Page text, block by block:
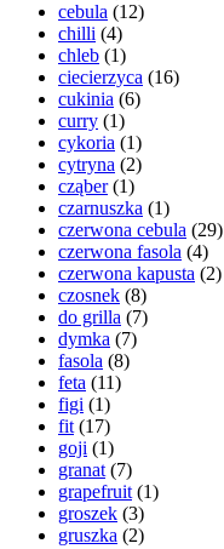
cebula (12)
chilli (4)
chleb (1)
ciecierzyca (16)
cukinia (6)
curry (1)
cykoria (1)
cytryna (2)
cząber(1)
czarnuszka (1)
czerwona cebula (29)
czerwona fasola (4)
czerwona kapusta (2)
czosnek (8)
do grilla (7)
dymka (7)
fasola (8)
feta (11)
figi (1)
fit (17)
goji (1)
granat (7)
grapefruit (1)
groszek (3)
gruszka (2)